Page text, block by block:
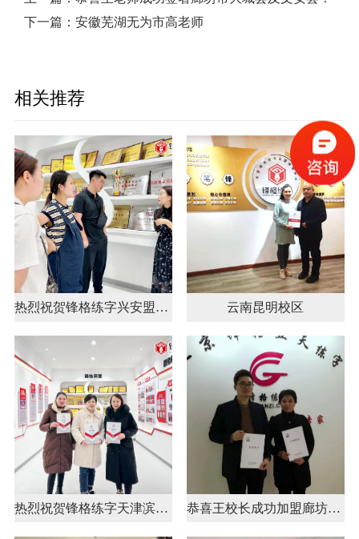
下一篇： 安徽芜湖无为市高老师
相关推荐
热烈祝贺锋格练字兴安盟乌兰浩特校区成立！ 云南昆明校区
热烈祝贺锋格练字天津滨海新区校区成立！ 恭喜王校长成功加盟廊坊市锋格练字